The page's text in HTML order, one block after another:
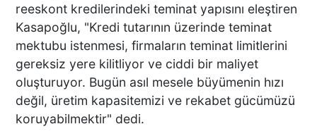
reeskont kredilerindeki teminat yapısını eleştiren
Kasapoğlu, "Kredi tutarının üzerinde teminat
mektubu istenmesi, firmaların teminat limitlerini
gereksiz yere kilitliyor ve ciddi bir maliyet
oluşturuyor. Bugün asıl mesele büyümenin hızı
değil, üretim kapasitemizi ve rekabet gücümüzü
koruyabilmektir" dedi.